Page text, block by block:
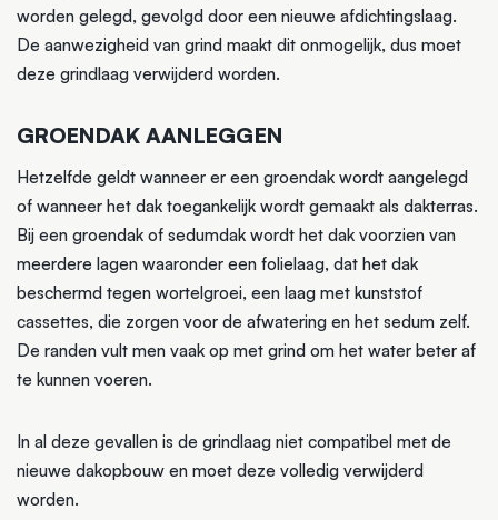
worden gelegd, gevolgd door een nieuwe afdichtingslaag.
De aanwezigheid van grind maakt dit onmogelijk, dus moet
deze grindlaag verwijderd worden.
GROENDAK AANLEGGEN
Hetzelfde geldt wanneer er een groendak wordt aangelegd
of wanneer het dak toegankelijk wordt gemaakt als dakterras.
Bij een groendak of sedumdak wordt het dak voorzien van
meerdere lagen waaronder een folielaag, dat het dak
beschermd tegen wortelgroei, een laag met kunststof
cassettes, die zorgen voor de afwatering en het sedum zelf.
De randen vult men vaak op met grind om het water beter af
te kunnen voeren.
In al deze gevallen is de grindlaag niet compatibel met de
nieuwe dakopbouw en moet deze volledig verwijderd
worden.